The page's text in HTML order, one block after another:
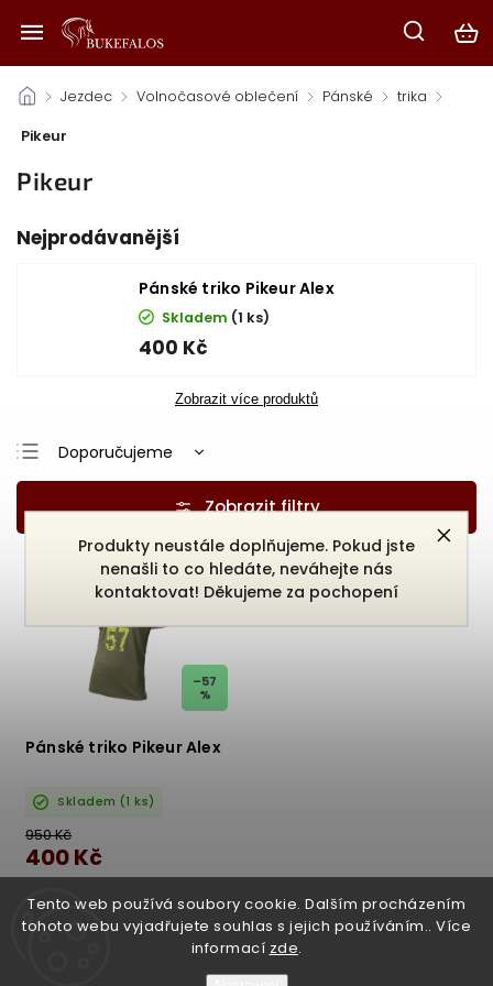
Tento web používá soubory cookie. Dalším procházením
tohoto webu vyjadřujete souhlas s jejich používáním.. Více
informací zde.
Produkty neustále doplňujeme. Pokud jste
nenašli to co hledáte, neváhejte nás
kontaktovat! Děkujeme za pochopení
/ Jezdec / Volnočasové oblečení / Pánské / trika /
Pikeur
Pikeur
Nejprodávanější
Pánské triko Pikeur Alex
Skladem (1 ks)
400 Kč
Zobrazit více produktů
Doporučujeme
Nejlevnější
Nejprodávanější
Abecedně
VÝPRODEJ
–57
%
Pánské triko Pikeur Alex
Skladem (1 ks)
950 Kč
400 Kč
DETAIL